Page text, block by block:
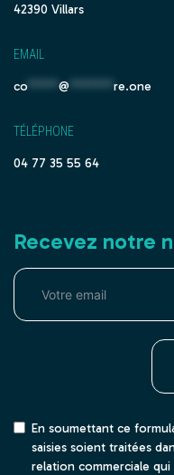
42390 Villars
EMAIL
co***** @ ******* re.one
TÉLÉPHONE
04 77 35 55 64
Recevez notre
En soumettant ce
saisies soient traitées
relation commerciale